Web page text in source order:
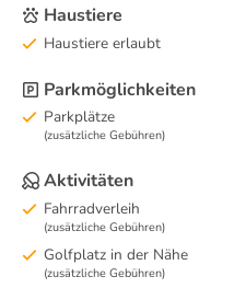
Haustiere
Haustiere erlaubt
Parkmöglichkeiten
Parkplätze
(zusätzliche Gebühren)
Aktivitäten
Fahrradverleih
(zusätzliche Gebühren)
Golfplatz in der Nähe
(zusätzliche Gebühren)